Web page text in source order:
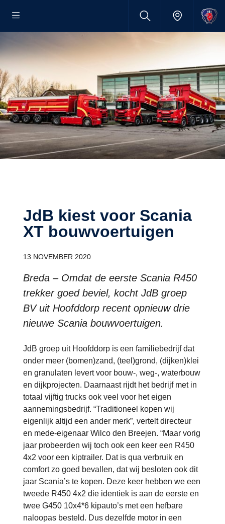
JdB kiest voor Scania
XT bouwvoertuigen
13 NOVEMBER 2020
Breda – Omdat de eerste Scania R450
trekker goed beviel, kocht JdB groep
BV uit Hoofddorp recent opnieuw drie
nieuwe Scania bouwvoertuigen.
JdB groep uit Hoofddorp is een familiebedrijf dat
onder meer (bomen)zand, (teel)grond, (dijken)klei
en granulaten levert voor bouw-, weg-, waterbouw
en dijkprojecten. Daarnaast rijdt het bedrijf met in
totaal vijftig trucks ook veel voor het eigen
aannemingsbedrijf. “Traditioneel kopen wij
eigenlijk altijd een ander merk”, vertelt directeur
en mede-eigenaar Wilco den Breejen. “Maar vorig
jaar probeerden wij toch ook een keer een R450
4x2 voor een kiptrailer. Dat is qua verbruik en
comfort zo goed bevallen, dat wij besloten ook dit
jaar Scania’s te kopen. Deze keer hebben we een
tweede R450 4x2 die identiek is aan de eerste en
twee G450 10x4*6 kipauto’s met een hefbare
naloopas besteld. Dus dezelfde motor in een